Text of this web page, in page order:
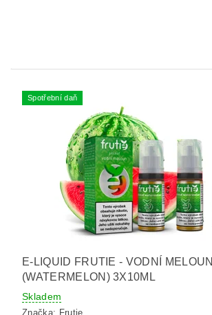
Spotřební daň
E-LIQUID FRUTIE - VODNÍ MELOUN
(WATERMELON) 3X10ML
Skladem
Značka: Frutie